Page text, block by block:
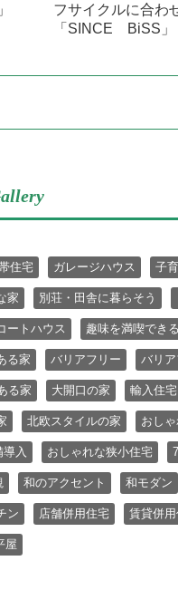
フサイクルに合わ
「SINCE BiSS」
住宅 ガレージハウス 子
家 別荘・田舎に暮らそう
ートハウス 趣味を満喫でき
る家 バリアフリー バリ
る家 大開口の家 輸入住宅
北欧スタイルの家 おし
入 おしゃれな狭小住宅
和のアクセント 和モダン
ン 店舗併用住宅 賃貸併
屋